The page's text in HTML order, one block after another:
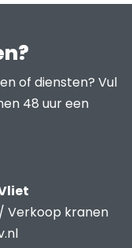
of diensten? Vul
48 uur een
Verkoop kranen